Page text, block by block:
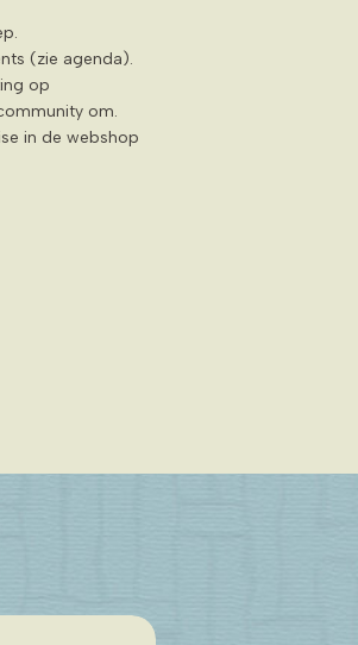
(zie agenda).
op
om.
in de webshop